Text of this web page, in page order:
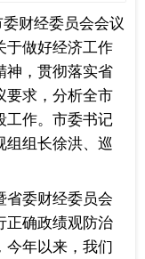
财经委员会会议
于做好经济工作
神，贯彻落实省
要求，分析全市
工作。市委书记
组组长徐洪、巡
省委财经委员会
正确政绩观防治
今年以来，我们